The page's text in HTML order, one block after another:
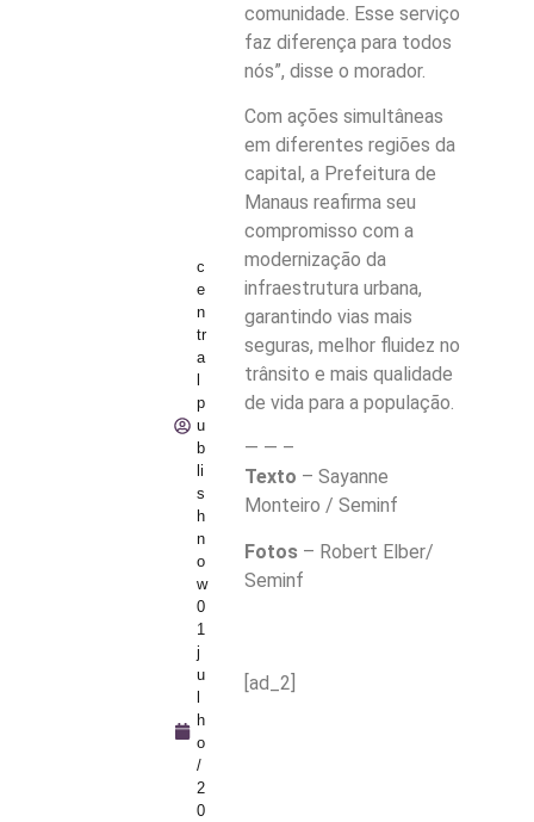
c
e
n
tr
a
p
u
b
li
s
h
n
o
w
0
1
j
u
h
o
/
2
0
comunidade. Esse serviço
faz diferença para todos
nós”, disse o morador.
Com ações simultâneas
em diferentes regiões da
capital, a Prefeitura de
Manaus reafirma seu
compromisso com a
modernização da
infraestrutura urbana,
garantindo vias mais
seguras, melhor fluidez no
trânsito e mais qualidade
de vida para a população.
— — –
Texto – Sayanne
Monteiro / Seminf
Fotos– Robert Elber/
Seminf
[ad_2]